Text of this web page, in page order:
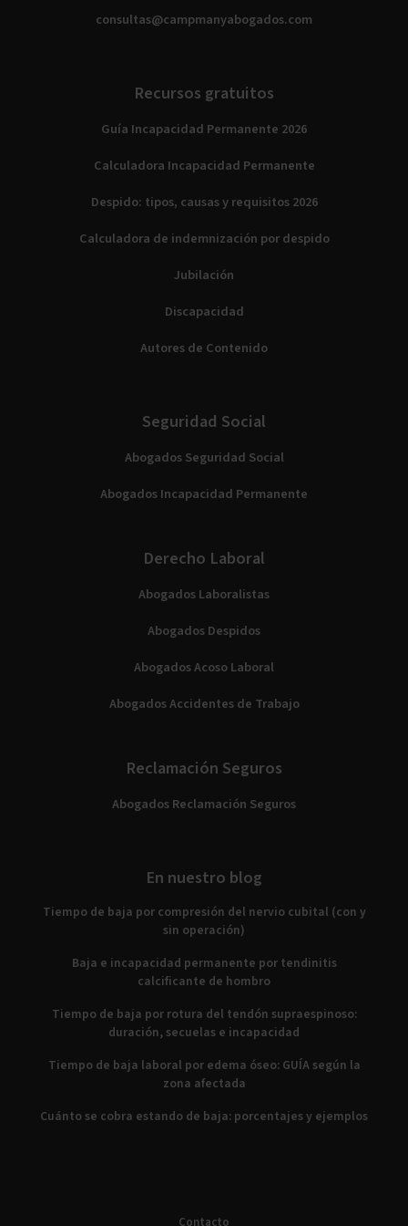
consultas@campmanyabogados.com
Recursos gratuitos
Guía Incapacidad Permanente 2026
Calculadora Incapacidad Permanente
Despido: tipos, causas y requisitos 2026
Calculadora de indemnización por despido
Jubilación
Discapacidad
Autores de Contenido
Seguridad Social
Abogados Seguridad Social
Abogados Incapacidad Permanente
Derecho Laboral
Abogados Laboralistas
Abogados Despidos
Abogados Acoso Laboral
Abogados Accidentes de Trabajo
Reclamación Seguros
Abogados Reclamación Seguros
En nuestro blog
Tiempo de baja por compresión del nervio cubital (con y
sin operación)
Baja e incapacidad permanente por tendinitis
calcificante de hombro
Tiempo de baja por rotura del tendón supraespinoso:
duración, secuelas e incapacidad
Tiempo de baja laboral por edema óseo: GUÍA según la
zona afectada
Cuánto se cobra estando de baja: porcentajes y ejemplos
Contacto